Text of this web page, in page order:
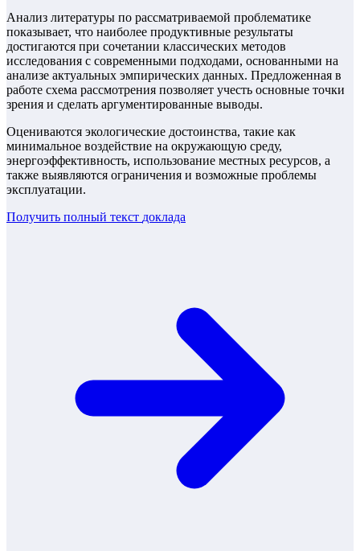
Анализ литературы по рассматриваемой проблематике
показывает, что наиболее продуктивные результаты
достигаются при сочетании классических методов
исследования с современными подходами, основанными на
анализе актуальных эмпирических данных. Предложенная в
работе схема рассмотрения позволяет учесть основные точки
зрения и сделать аргументированные выводы.
Оцениваются экологические достоинства, такие как
минимальное воздействие на окружающую среду,
энергоэффективность, использование местных ресурсов, а
также выявляются ограничения и возможные проблемы
эксплуатации.
Получить полный текст доклада